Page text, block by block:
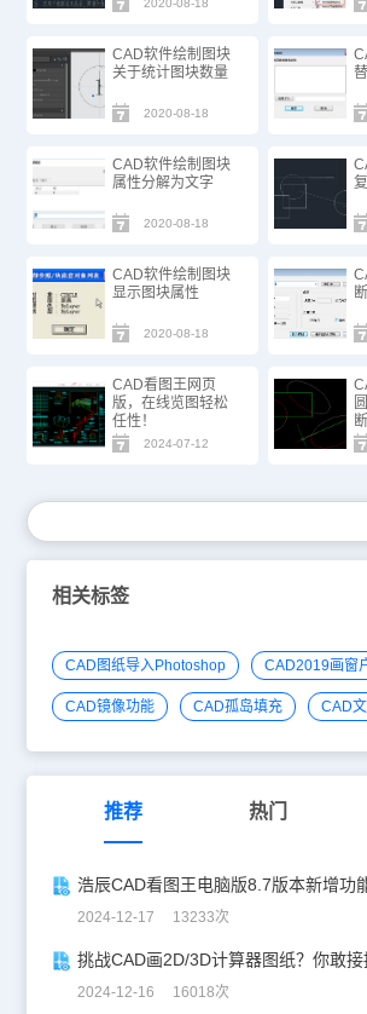
2020-08-18
CAD软件绘制图块
关于统计图块数量
2020-08-18
CAD软件绘制图块
属性分解为文字
2020-08-18
CAD软件绘制图块
显示图块属性
2020-08-18
CAD看图王网页
版，在线览图轻松
任性！
2024-07-12
相关标签
CAD图纸导入Photoshop CAD2019画窗
CAD镜像功能 CAD孤岛填充 CAD
推荐 热门
浩辰CAD看图王电脑版8.7版本新增功
2024-12-17 13233次
挑战CAD画2D/3D计算器图纸？你敢接
2024-12-16 16018次